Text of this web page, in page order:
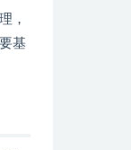
，
基